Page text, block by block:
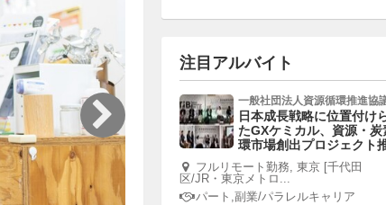
注目アルバイト
一般社団法人資源循環推進協
日本成長戦略に位置付け
たGXケミカル、資源・炭
環市場創出プロジェクト
フルリモート勤務, 東京 [千代田
区/JR・東京メトロ...
パート,副業/パラレルキャリア